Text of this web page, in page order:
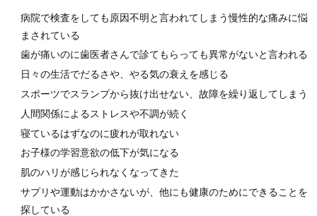
病院で検査をしても原因不明と言われてしまう慢性的な痛みに悩
まされている
歯が痛いのに歯医者さんで診てもらっても異常がないと言われる
日々の生活でだるさや、やる気の衰えを感じる
スポーツでスランプから抜け出せない、故障を繰り返してしまう
人間関係によるストレスや不調が続く
寝ているはずなのに疲れが取れない
お子様の学習意欲の低下が気になる
肌のハリが感じられなくなってきた
サプリや運動はかかさないが、他にも健康のためにできることを
探している